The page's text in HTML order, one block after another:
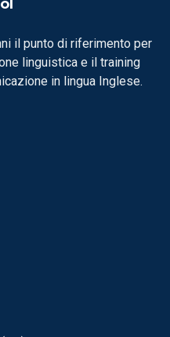
il punto di riferimento per
linguistica e il training
in lingua Inglese.